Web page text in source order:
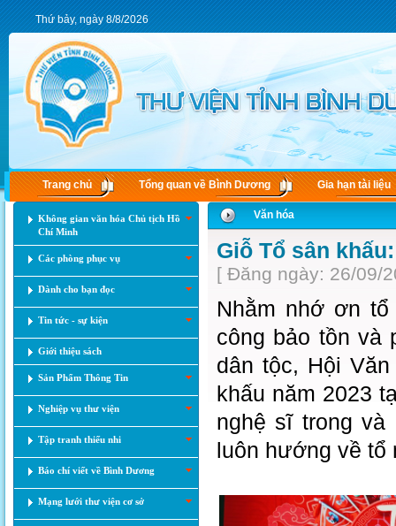
Thứ bảy, ngày 8/8/2026
Trang chủ Tổng quan về Bình Dương Gia hạn tài liệu
Không gian văn hóa Chủ tịch Hồ
Chí Minh
Các phòng phục vụ
Dành cho bạn đọc
Tin tức - sự kiện
Giới thiệu sách
Sản Phẩm Thông Tin
Nghiệp vụ thư viện
Tập tranh thiếu nhi
Báo chí viết về Bình Dương
Mạng lưới thư viện cơ sở
Văn hóa
Giỗ Tổ sân
[ Đăng ngày: 26/09/
Nhằm nhớ ơn
công bảo tồn và
dân tộc, Hội
khấu năm 2023
nghệ sĩ trong
luôn hướng về tổ